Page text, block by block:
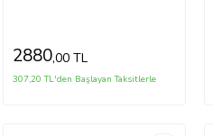
2880,00 TL
307,20 TL'den Başlayan Taksitlerle